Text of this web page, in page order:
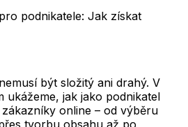
podnikatele: Jak získat
být složitý ani drahý. V
ukážeme, jak jako podnikatel
online – od výběru
tvorbu obsahu až po